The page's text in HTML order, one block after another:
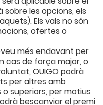
sobre les opcions, els
Els vals no són
ofertes o
més endavant per
cas de força major, o
OUIGO podrà
per altres amb
superiors, per motius
bescanviar el premi